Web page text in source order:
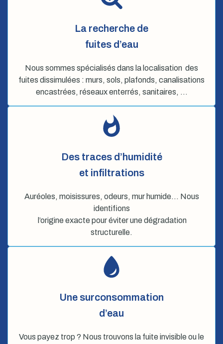
La recherche de
fuites d’eau
Nous sommes spécialisés dans la localisation des
fuites dissimulées : murs, sols, plafonds, canalisations
encastrées, réseaux enterrés, sanitaires, …
Des traces d’humidité
et infiltrations
Auréoles, moisissures, odeurs, mur humide… Nous
identifions
l’origine exacte pour éviter une dégradation
structurelle.
Une surconsommation
d’eau
Vous payez trop ? Nous trouvons la fuite invisible ou le